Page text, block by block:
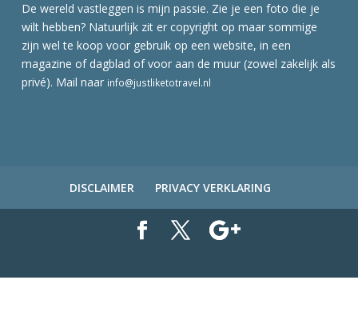
De wereld vastleggen is mijn passie. Zie je een foto die je
wilt hebben? Natuurlijk zit er copyright op maar sommige
zijn wel te koop voor gebruik op een website, in een
magazine of dagblad of voor aan de muur (zowel zakelijk als
privé). Mail naar info@justliketotravel.nl
DISCLAIMER PRIVACY VERKLARING